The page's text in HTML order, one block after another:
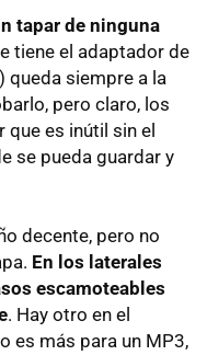
tapar de ninguna
tiene el adaptador de
queda siempre a la
pero claro, los
que es inútil sin el
se pueda guardar y
decente, pero no
En los laterales
escamoteables
. Hay otro en el
es más para un MP3,